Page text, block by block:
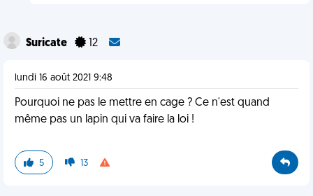
Suricate 12
lundi 16 août 2021 9:48
Pourquoi ne pas le mettre en cage ? Ce n'est quand
même pas un lapin qui va faire la loi !
5 13